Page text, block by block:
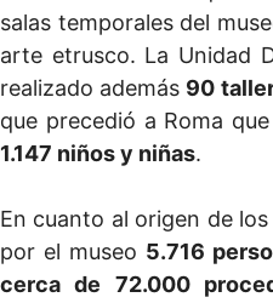
salas temporales del
arte etrusco. La Unidad
realizado además 90
que precedió a Roma
1.147 niños y niñas.
En cuanto al origen de
por el museo 5.716
cerca de 72.000